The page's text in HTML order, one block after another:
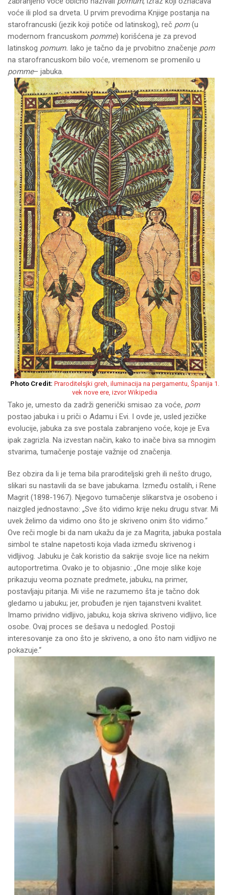
voće ili plod sa drveta. U prvim prevodima Knjige postanja na
starofrancuski (jezik koji potiče od latinskog), reč pom(u
modernom francuskom pomme) korišćena je za prevod
latinskog pomum. Iako je tačno da je prvobitno značenje pom
na starofrancuskom bilo voće, vremenom se promenilo u
pomme– jabuka.
Photo Credit: Praroditelsjki greh, iluminacija na pergamentu, Španija 1.
vek nove ere, izvor Wikipedia
Tako je, umesto da zadrži generički smisao za voće, pom
postao jabuka i u priči o Adamu i Evi. I ovde je, usled jezičke
evolucije, jabuka za sve postala zabranjeno voće, koje je Eva
ipak zagrizla. Na izvestan način, kako to inače biva sa mnogim
stvarima, tumačenje postaje važnije od značenja.
Bez obzira da li je tema bila praroditeljski greh ili nešto drugo,
slikari su nastavili da se bave jabukama. Između ostalih, i Rene
Magrit (1898-1967). Njegovo tumačenje slikarstva je osobeno i
naizgled jednostavno: „Sve što vidimo krije neku drugu stvar. Mi
uvek želimo da vidimo ono što je skriveno onim što vidimo.“
Ove reči mogle bi da nam ukažu da je za Magrita, jabuka postala
simbol te stalne napetosti koja vlada između skrivenog i
vidljivog. Jabuku je čak koristio da sakrije svoje lice na nekim
autoportretima. Ovako je to objasnio: „One moje slike koje
prikazuju veoma poznate predmete, jabuku, na primer,
postavljaju pitanja. Mi više ne razumemo šta je tačno dok
gledamo u jabuku; jer, probuđen je njen tajanstveni kvalitet.
Imamo prividno vidljivo, jabuku, koja skriva skriveno vidljivo, lice
osobe. Ovaj proces se dešava u nedogled. Postoji
interesovanje za ono što je skriveno, a ono što nam vidljivo ne
pokazuje.“